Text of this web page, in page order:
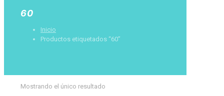
60
Inicio
Productos etiquetados “60”
Mostrando el único resultado